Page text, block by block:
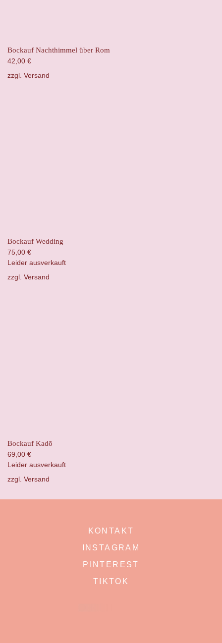
Bockauf Nachthimmel über Rom
42,00 €
zzgl. Versand
Bockauf Wedding
75,00 €
Leider ausverkauft
zzgl. Versand
Bockauf Kadō
69,00 €
Leider ausverkauft
zzgl. Versand
KONTAKT
INSTAGRAM
PINTEREST
TIKTOK